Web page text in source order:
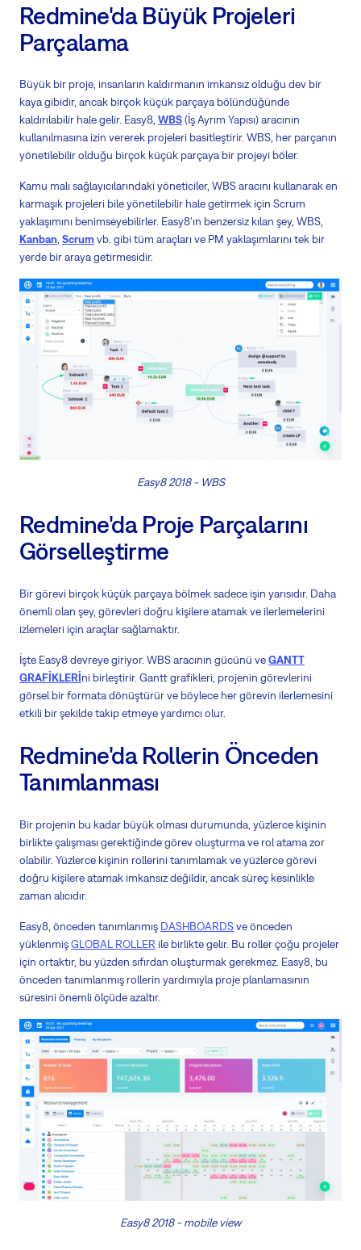
Redmine'da Büyük Projeleri
Parçalama
Büyük bir proje, insanların kaldırmanın imkansız olduğu dev bir
kaya gibidir, ancak birçok küçük parçaya bölündüğünde
kaldırılabilir hale gelir. Easy8, WBS(İş Ayrım Yapısı) aracının
kullanılmasına izin vererek projeleri basitleştirir. WBS, her parçanın
yönetilebilir olduğu birçok küçük parçaya bir projeyi böler.
Kamu malı sağlayıcılarındaki yöneticiler, WBS aracını kullanarak en
karmaşık projeleri bile yönetilebilir hale getirmek için Scrum
yaklaşımını benimseyebilirler. Easy8'ın benzersiz kılan şey, WBS,
Kanban, Scrum vb. gibi tüm araçları ve PM yaklaşımlarını tek bir
yerde bir araya getirmesidir.
Easy8 2018 - WBS
Redmine'da Proje Parçalarını
Görselleştirme
Bir görevi birçok küçük parçaya bölmek sadece işin yarısıdır. Daha
önemli olan şey, görevleri doğru kişilere atamak ve ilerlemelerini
izlemeleri için araçlar sağlamaktır.
İşte Easy8 devreye giriyor. WBS aracının gücünü veGANTT
GRAFİKLERİni birleştirir. Gantt grafikleri, projenin görevlerini
görsel bir formata dönüştürür ve böylece her görevin ilerlemesini
etkili bir şekilde takip etmeye yardımcı olur.
Redmine'da Rollerin Önceden
Tanımlanması
Bir projenin bu kadar büyük olması durumunda, yüzlerce kişinin
birlikte çalışması gerektiğinde görev oluşturma ve rol atama zor
olabilir. Yüzlerce kişinin rollerini tanımlamak ve yüzlerce görevi
doğru kişilere atamak imkansız değildir, ancak süreç kesinlikle
zaman alıcıdır.
Easy8, önceden tanımlanmış DASHBOARDSve önceden
yüklenmişGLOBAL ROLLER ile birlikte gelir. Bu roller çoğu projeler
için ortaktır, bu yüzden sıfırdan oluşturmak gerekmez. Easy8, bu
önceden tanımlanmış rollerin yardımıyla proje planlamasının
süresini önemli ölçüde azaltır.
Easy8 2018 - mobile view